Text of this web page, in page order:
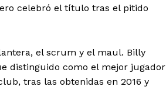
celebró el título tras el pitido
el scrum y el maul. Billy
distinguido como el mejor jugador
tras las obtenidas en 2016 y